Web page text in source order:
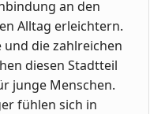
an den
Alltag erleichtern.
die zahlreichen
diesen Stadtteil
junge Menschen.
fühlen sich in